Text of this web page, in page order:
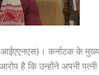
कर्नाटक के
है कि उन्होंने अपनी